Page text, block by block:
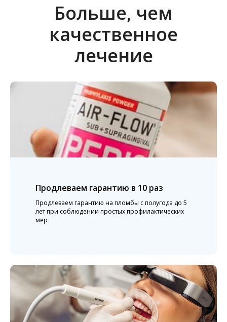
Больше, чем
качественное
лечение
Продлеваем гарантию в 10 раз
Продлеваем гарантию на пломбы с полугода до 5
лет при соблюдении простых профилактических
мер